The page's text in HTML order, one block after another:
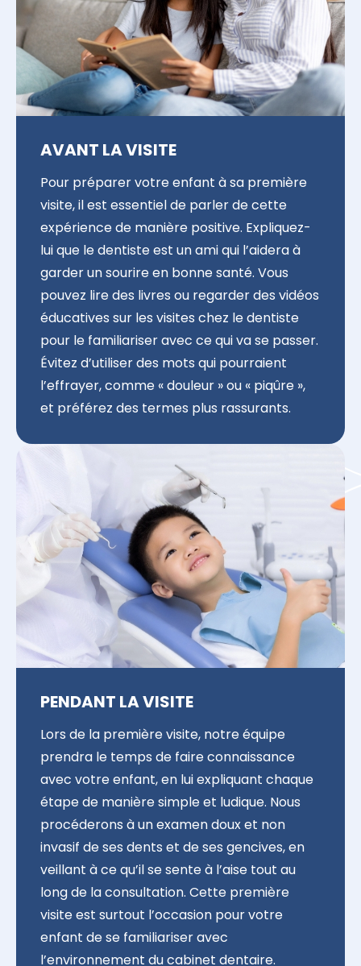
AVANT LA VISITE
Pour préparer votre enfant à sa première
visite, il est essentiel de parler de cette
expérience de manière positive. Expliquez-
lui que le dentiste est un ami qui l’aidera à
garder un sourire en bonne santé. Vous
pouvez lire des livres ou regarder des vidéos
éducatives sur les visites chez le dentiste
pour le familiariser avec ce qui va se passer.
Évitez d’utiliser des mots qui pourraient
l’effrayer, comme « douleur » ou « piqûre »,
et préférez des termes plus rassurants.
PENDANT LA VISITE
Lors de la première visite, notre équipe
prendra le temps de faire connaissance
avec votre enfant, en lui expliquant chaque
étape de manière simple et ludique. Nous
procéderons à un examen doux et non
invasif de ses dents et de ses gencives, en
veillant à ce qu’il se sente à l’aise tout au
long de la consultation. Cette première
visite est surtout l’occasion pour votre
enfant de se familiariser avec
l’environnement du cabinet dentaire.